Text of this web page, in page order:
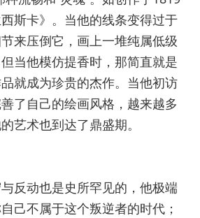
斯卡》。当他的线条变得过于
来压倒它，画上一堆纯属低级
当他模仿提香时，那简直就是
就成为珍贵的杰作。当他初访
了自己的绘画风格，越来越多
艺术也到达了鼎盛期。
动也是史所罕见的，他极端
己不属于这个叛逆者的时代；